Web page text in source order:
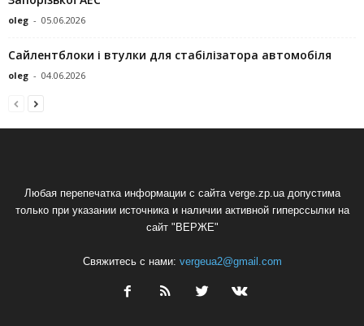
oleg - 05.06.2026
Сайлентблоки і втулки для стабілізатора автомобіля
oleg - 04.06.2026
Любая перепечатка информации с сайта verge.zp.ua допустима
только при указании источника и наличии активной гиперссылки на
сайт "ВЕРЖЕ"
Свяжитесь с нами: vergeua2@gmail.com